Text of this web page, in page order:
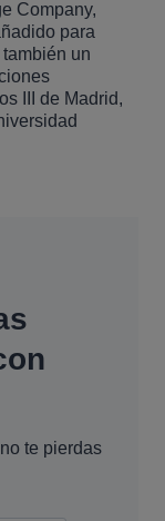
Company,
para
un
III de Madrid,
te pierdas